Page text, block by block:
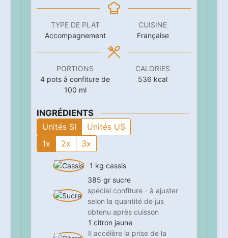
TYPE DE PLAT
Accompagnement
CUISINE
Française
PORTIONS
4 pots à confiture de
100 ml
CALORIES
536 kcal
INGRÉDIENTS
Unités SI
Unités US
1x
2x 3x
1 kg cassis
385 gr sucre
spécial confiture - à ajuster
selon la quantité de jus
obtenu après cuisson
1 citron jaune
Il accélère la prise de la